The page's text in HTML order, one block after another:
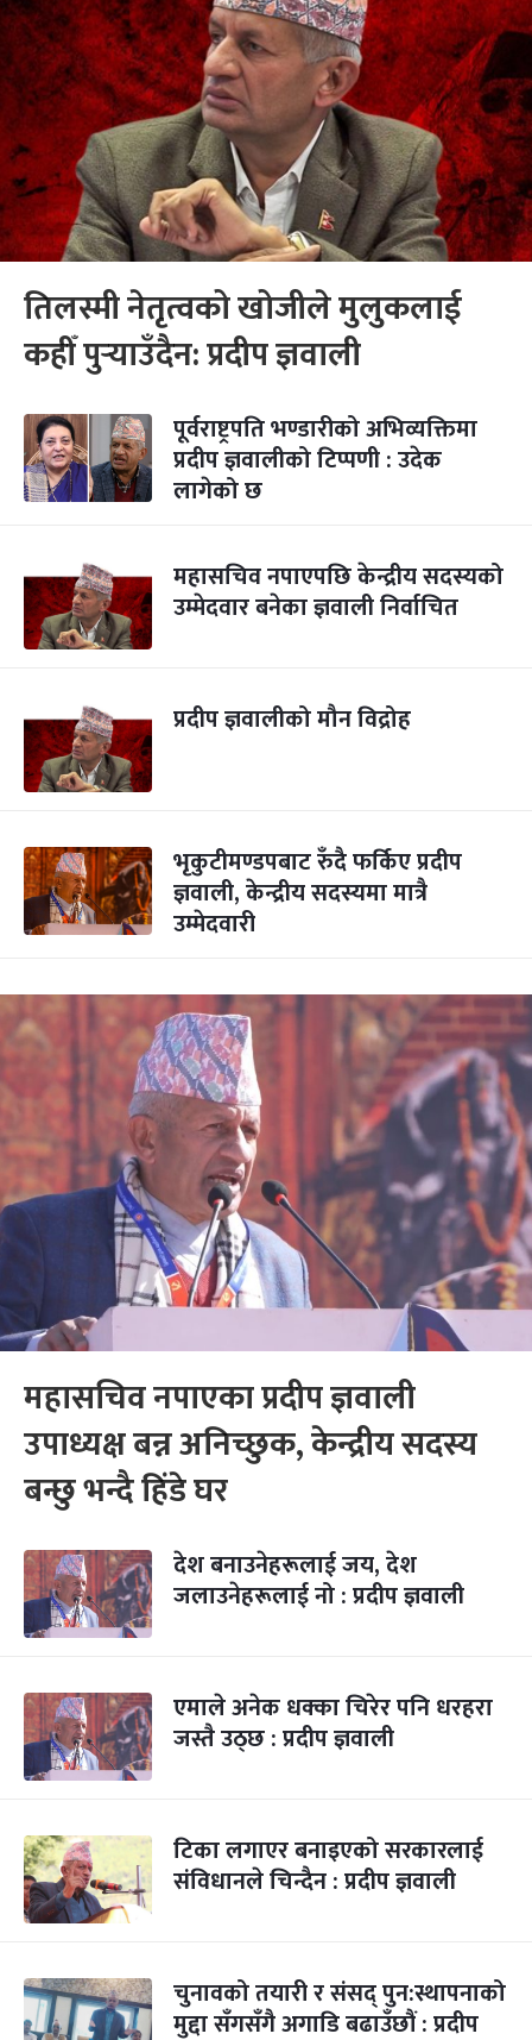
तिलस्मी नेतृत्वको खोजीले मुलुकलाई
कहीँ पुर्‍याउँदैन: प्रदीप ज्ञवाली
पूर्वराष्ट्रपति भण्डारीको अभिव्यक्तिमा
प्रदीप ज्ञवालीको टिप्पणी : उदेक
लागेको छ
महासचिव नपाएपछि केन्द्रीय सदस्यको
उम्मेदवार बनेका ज्ञवाली निर्वाचित
प्रदीप ज्ञवालीको मौन विद्रोह
भृकुटीमण्डपबाट रुँदै फर्किए प्रदीप
ज्ञवाली, केन्द्रीय सदस्यमा मात्रै
उम्मेदवारी
महासचिव नपाएका प्रदीप ज्ञवाली
उपाध्यक्ष बन्न अनिच्छुक, केन्द्रीय सदस्य
बन्छु भन्दै हिंडे घर
देश बनाउनेहरूलाई जय, देश
जलाउनेहरूलाई नो : प्रदीप ज्ञवाली
एमाले अनेक धक्का चिरेर पनि धरहरा
जस्तै उठ्छ : प्रदीप ज्ञवाली
टिका लगाएर बनाइएको सरकारलाई
संविधानले चिन्दैन : प्रदीप ज्ञवाली
चुनावको तयारी र संसद् पुन:स्थापनाको
मुद्दा सँगसँगै अगाडि बढाउँछौं : प्रदीप